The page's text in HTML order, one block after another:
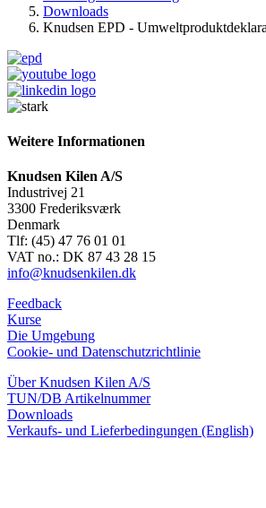
Downloads
Knudsen EPD -
Weitere Informationen
Knudsen Kilen A/S
Industrivej 21
3300 Frederiksværk
Denmark
Tlf: (45) 47 76 01 01
VAT no.: DK 87 43 28 15
info@knudsenkilen.dk
Feedback
Kurse
Die Umgebung
Cookie- und Datenschutzrichtlinie
Über Knudsen Kilen A/S
TUN/DB Artikelnummer
Downloads
Verkaufs- und Lieferbedingungen (English)